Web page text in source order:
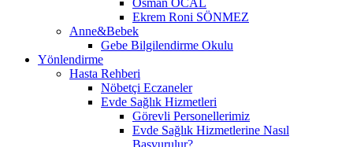
Ekrem Roni SÖNMEZ
Anne&Bebek
Gebe Bilgilendirme Okulu
Yönlendirme
Hasta Rehberi
Nöbetçi Eczaneler
Evde Sağlık Hizmetleri
Görevli Personellerimiz
Evde Sağlık Hizmetlerine Nasıl
Başvurulur?